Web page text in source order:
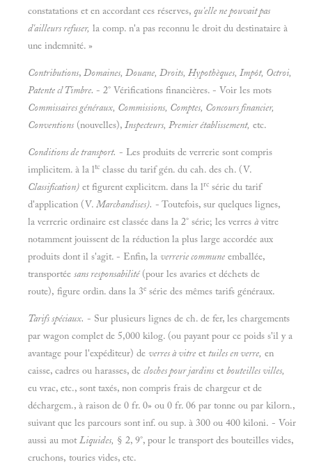
constatations et en accordant ces réserves, qu'elle ne pouvait pas
d'ailleurs refuser, la comp. n'a pas reconnu le droit du destinataire à
une indemnité. »
Contributions, Domaines, Douane, Droits, Hypothèques, Impôt, Octroi,
Patente cl Timbre. - 2° Vérifications financières. - Voir les mots
Commissaires généraux, Commissions, Comptes, Concours financier,
Conventions (nouvelles), Inspecteurs, Premier établissement, etc.
Conditions de transport. - Les produits de verrerie sont compris
implicitem. à la ltc classe du tarif gén. du cah. des ch. (V.
Classification) et figurent explicitcm. dans la lrc série du tarif
d'application (V. Marchandises). - Toutefois, sur quelques lignes,
la verrerie ordinaire est classée dans la 2° série; les verres àvitre
notamment jouissent de la réduction la plus large accordée aux
produits dont il s'agit. - Enfin, la verrerie commune emballée,
transportée sans responsabilité(pour les avaries et déchets de
route), figure ordin. dans la 3e série des mêmes tarifs généraux.
Tarifs spéciaux. - Sur plusieurs lignes de ch. de fer, les chargements
par wagon complet de 5,000 kilog. (ou payant pour ce poids s'il y a
avantage pour l'expéditeur) de verres à vitre ettuiles en verre, en
caisse, cadres ou harasses, de cloches pour jardins etbouteilles villes,
eu vrac, etc., sont taxés, non compris frais de chargeur et de
déchargem., à raison de 0 fr. 0» ou 0 fr. 06 par tonne ou par kilorn.,
suivant que les parcours sont inf. ou sup. à 300 ou 400 kiloni. - Voir
aussi au motLiquides, § 2, 9°, pour le transport des bouteilles vides,
cruchons, touries vides, etc.